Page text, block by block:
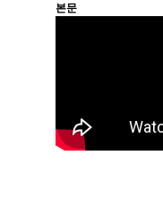
본문